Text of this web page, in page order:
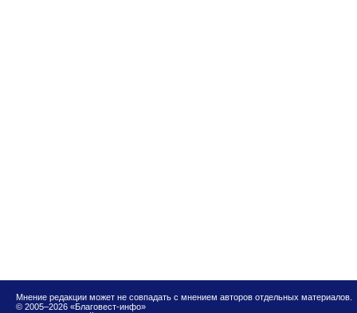
Мнение редакции может не совпадать с мнением авторов отдельных материалов.
© 2005–2026 «Благовест-инфо»